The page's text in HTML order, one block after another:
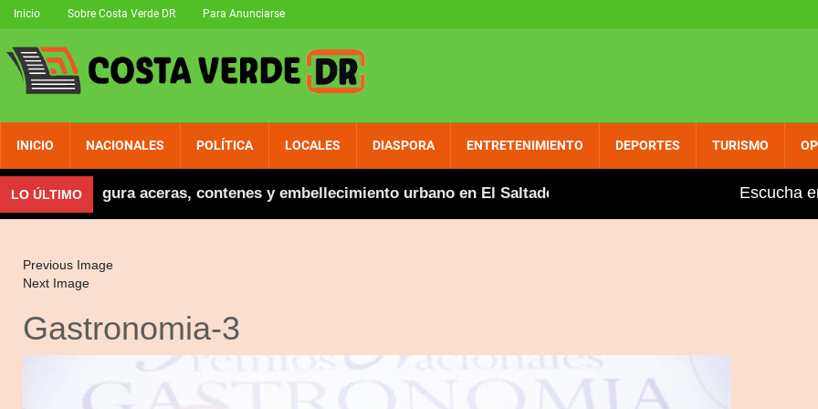
Inicio Sobre Costa Verde DR Para Anunciarse
INICIO NACIONALES POLÍTICA LOCALES DIASPORA ENTRETENIMIENTO DEPORTES TURISMO
LO ÚLTIMOinaugura aceras, contenes y embellecimiento urbano en El Saltadero Gobierno aumenta entre dos
Escucha
Previous Image
Next Image
Gastronomia-3